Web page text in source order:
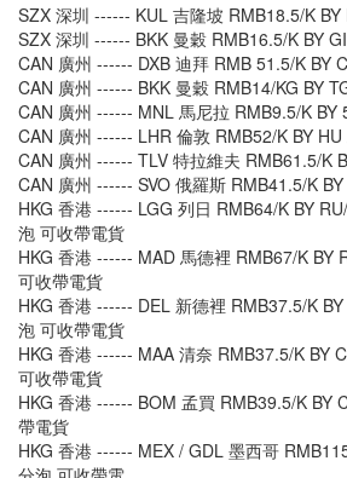
SZX 深圳 ------ KUL 吉隆坡 RMB18.5/K
SZX 深圳 ------ BKK 曼穀 RMB16.5/K BY
CAN 廣州 ------ DXB 迪拜 RMB 51.5/K BY
CAN 廣州 ------ BKK 曼穀 RMB14/KG BY
CAN 廣州 ------ MNL 馬尼拉 RMB9.5/K BY
CAN 廣州 ------ LHR 倫敦 RMB52/K BY HU
CAN 廣州 ------ TLV 特拉維夫 RMB61.5/K
CAN 廣州 ------ SVO 俄羅斯 RMB41.5/K
HKG 香港 ------ LGG 列日 RMB64/K BY
泡 可收帶電貨
HKG 香港 ------ MAD 馬德裡 RMB67/K BY
可收帶電貨
HKG 香港 ------ DEL 新德裡 RMB37.5/K
泡 可收帶電貨
HKG 香港 ------ MAA 清奈 RMB37.5/K BY
可收帶電貨
HKG 香港 ------ BOM 孟買 RMB39.5/K BY
帶電貨
HKG 香港 ------ MEX / GDL 墨西哥